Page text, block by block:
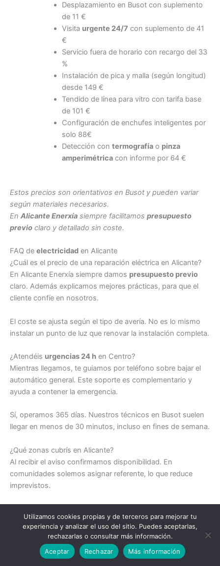
Desplazamiento en Busot con suplemento
de 11 €
Visita urgente 24/7 con suplemento de 41
€
Servicio fuera de horario con recargo del 33
%
Instalación de pica y malla (según longitud)
desde 149 €
Tendido de línea para vitro con tarifa base
de 101 €
Configuración de enchufes inteligentes por
solo 88€
Detección con termografíao pinza
amperimétricacon informe por 64 €
Estos precios son orientativos en Busot y pueden variar
según materiales necesarios.
En Alicante Enerxía siempre facilitamos presupuesto
previo claro y detallado sin coste.
FAQ de electricidad en Alicante
¿Cuál es el precio de una reparación eléctrica en Alicante?
En Alicante Enerxía siempre damos presupuesto previo
claro. Además explicamos mejores prácticas, para que el
cliente confíe en nosotros.
El coste se ajusta según el tipo de avería. No es lo mismo
instalar un punto de luz que renovar la instalación completa.
¿Atendéis urgencias 24 h en Centro?
Mientras llegamos, te guiamos por teléfono sobre bajar el
automático general. Este soporte es complementario y
ayuda a contener la emergencia.
Sí, operamos 365 días. Nuestros técnicos en Busot suelen
llegar en menos de 30 minutos, incluso en fines de semana.
¿Qué zonas cubrís en Alicante?
Al recibir el aviso confirmamos disponibilidad. En
comunidades solemos asignar referente, lo que reduce
imprevistos.
El diagnóstico puede requerir pinza amperimétrica. Para
fallos sencillos la valoración es sin demoras.
¿Qué métodos de pago aceptan?
Utilizamos cookies propias y de terceros para mejorar tu
experiencia y analizar el uso del sitio. Puedes aceptarlas,
rechazarlas o consultar más información.
Aceptar
Rechazar Más información
Llamar a un electricista